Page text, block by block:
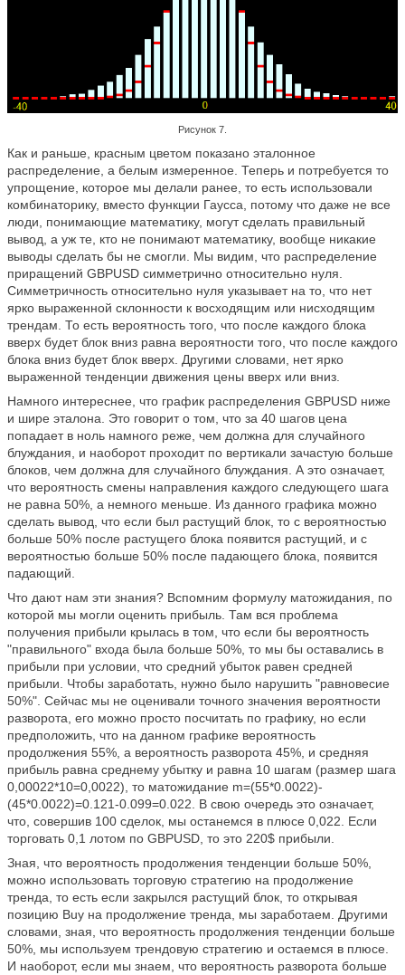
Рисунок 7.
Как и раньше, красным цветом показано эталонное
распределение, а белым измеренное. Теперь и потребуется то
упрощение, которое мы делали ранее, то есть использовали
комбинаторику, вместо функции Гаусса, потому что даже не все
люди, понимающие математику, могут сделать правильный
вывод, а уж те, кто не понимают математику, вообще никакие
выводы сделать бы не смогли. Мы видим, что распределение
приращений GBPUSD симметрично относительно нуля.
Симметричность относительно нуля указывает на то, что нет
ярко выраженной склонности к восходящим или нисходящим
трендам. То есть вероятность того, что после каждого блока
вверх будет блок вниз равна вероятности того, что после каждого
блока вниз будет блок вверх. Другими словами, нет ярко
выраженной тенденции движения цены вверх или вниз.
Намного интереснее, что график распределения GBPUSD ниже
и шире эталона. Это говорит о том, что за 40 шагов цена
попадает в ноль намного реже, чем должна для случайного
блуждания, и наоборот проходит по вертикали зачастую больше
блоков, чем должна для случайного блуждания. А это означает,
что вероятность смены направления каждого следующего шага
не равна 50%, а немного меньше. Из данного графика можно
сделать вывод, что если был растущий блок, то с вероятностью
больше 50% после растущего блока появится растущий, и с
вероятностью больше 50% после падающего блока, появится
падающий.
Что дают нам эти знания? Вспомним формулу матожидания, по
которой мы могли оценить прибыль. Там вся проблема
получения прибыли крылась в том, что если бы вероятность
"правильного" входа была больше 50%, то мы бы оставались в
прибыли при условии, что средний убыток равен средней
прибыли. Чтобы заработать, нужно было нарушить "равновесие
50%". Сейчас мы не оценивали точного значения вероятности
разворота, его можно просто посчитать по графику, но если
предположить, что на данном графике вероятность
продолжения 55%, а вероятность разворота 45%, и средняя
прибыль равна среднему убытку и равна 10 шагам (размер шага
0,00022*10=0,0022), то матожидание m=(55*0.0022)-
(45*0.0022)=0.121-0.099=0.022. В свою очередь это означает,
что, совершив 100 сделок, мы останемся в плюсе 0,022. Если
торговать 0,1 лотом по GBPUSD, то это 220$ прибыли.
Зная, что вероятность продолжения тенденции больше 50%,
можно использовать торговую стратегию на продолжение
тренда, то есть если закрылся растущий блок, то открывая
позицию Buy на продолжение тренда, мы заработаем. Другими
словами, зная, что вероятность продолжения тенденции больше
50%, мы используем трендовую стратегию и остаемся в плюсе.
И наоборот, если мы знаем, что вероятность разворота больше